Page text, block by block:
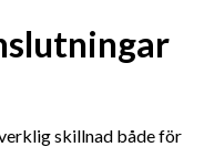
skillnad både för